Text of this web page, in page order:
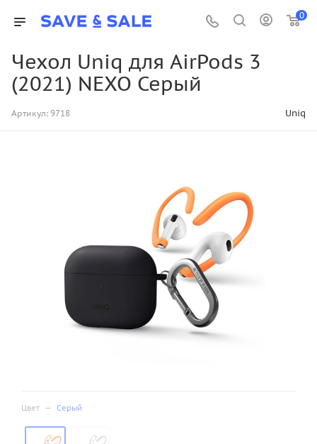
0
Чехол Uniq для AirPods 3
(2021) NEXO Серый
Артикул: 9718 Uniq
Цвет — Серый